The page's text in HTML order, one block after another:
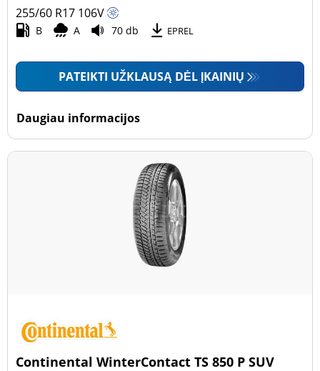
255/60 R17 106V
B A 70 db EPREL
PATEIKTI UŽKLAUSĄ DĖL ĮKAINIŲ
Daugiau informacijos
Continental WinterContact TS 850 P SUV